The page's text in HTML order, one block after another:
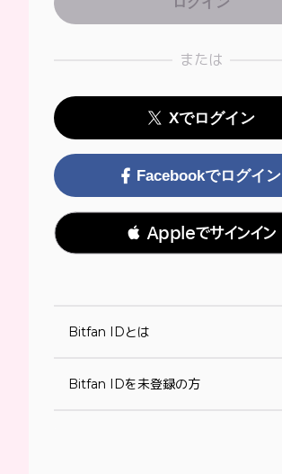
または
Xでログイン
Facebookでログイン
 Appleでサインイン
Bitfan IDとは
Bitfan IDを未登録の方